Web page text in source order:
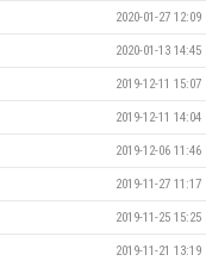
2020-01-27 12:09
2020-01-13 14:45
2019-12-11 15:07
2019-12-11 14:04
2019-12-06 11:46
2019-11-27 11:17
2019-11-25 15:25
2019-11-21 13:19